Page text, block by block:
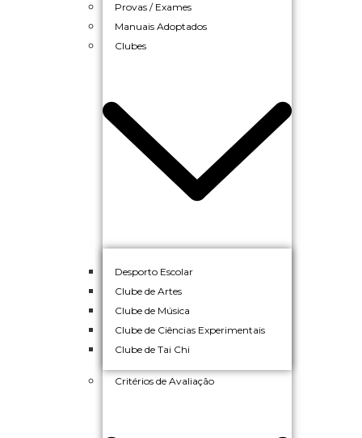
Provas / Exames
Manuais Adoptados
Clubes
Desporto Escolar
Clube de Artes
Clube de Música
Clube de Ciências Experimentais
Clube de Tai Chi
Critérios de Avaliação